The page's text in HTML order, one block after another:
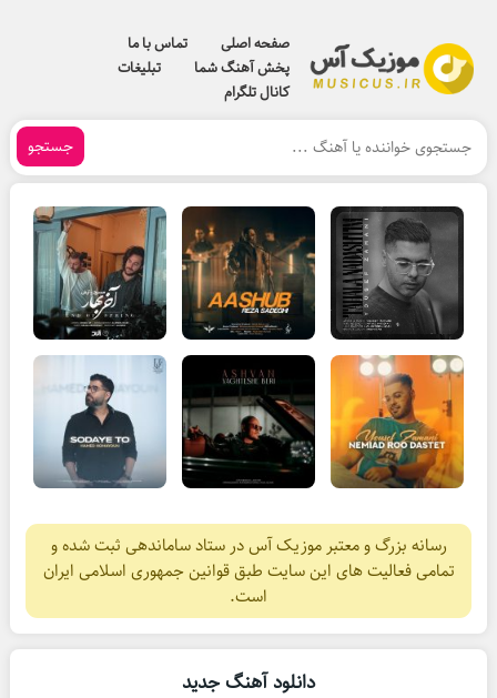
صفحه اصلی
تماس با ما
پخش آهنگ شما
تبلیغات
کانال تلگرام
جستجو
رسانه بزرگ و معتبر موزیک آس در ستاد ساماندهی ثبت شده و
تمامی فعالیت های این سایت طبق قوانین جمهوری اسلامی ایران
است.
دانلود آهنگ جدید